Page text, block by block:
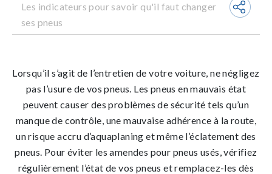
Les indicateurs pour savoir qu'il faut changer
ses pneus
Lorsqu’il s’agit de l’entretien de votre voiture, ne négligez
pas l’usure de vos pneus. Les pneus en mauvais état
peuvent causer des problèmes de sécurité tels qu’un
manque de contrôle, une mauvaise adhérence à la route,
un risque accru d’aquaplaning et même l’éclatement des
pneus. Pour éviter les amendes pour pneus usés, vérifiez
régulièrement l’état de vos pneus et remplacez-les dès